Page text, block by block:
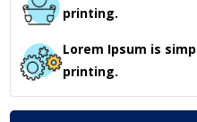
printing.
Lorem Ipsum is
printing.